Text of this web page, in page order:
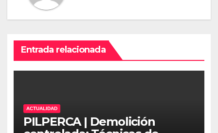
Entrada relacionada
ACTUALIDAD
PILPERCA | Demolición